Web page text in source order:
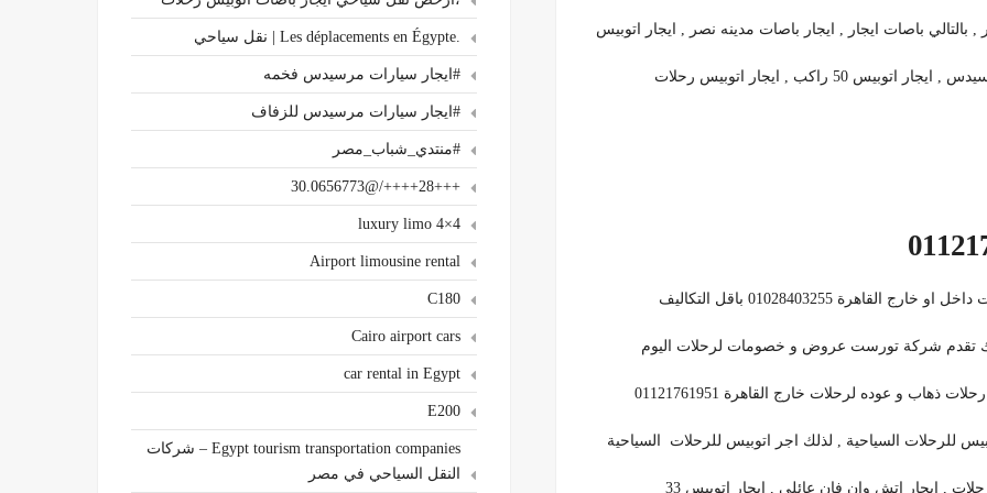
50 راكب , ايجار اتوبيس رحلات
01028403255 باقل التكاليف
تقدم شركة تورست عروض و خصومات لرحلات اليوم
, ايجار اتش وان فان عائلي , ايجار اتوبيس 33
.Les déplacements en Égypte | نقل سياحي
#ايجار سيارات مرسيدس فخمه
#ايجار سيارات مرسيدس للزفاف
#منتدي_شباب_مصر
+++28++++/@30.0656773
4×4 luxury limo
Airport limousine rental
C180
Cairo airport cars
car rental in Egypt
E200
Egypt tourism transportation companies – شركات
النقل السياحي في مصر